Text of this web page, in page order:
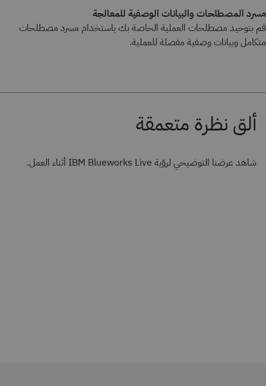
مسرد المصطلحات والبيانات الوصفية للمعالجة
قم بتوحيد مصطلحات العملية الخاصة بك باستخدام مسرد مصطلحات
متكامل وبيانات وصفية مفصلة للعملية.
شاهد عرضنا التوضيحي لرؤية IBM Blueworks Live أثناء العمل.